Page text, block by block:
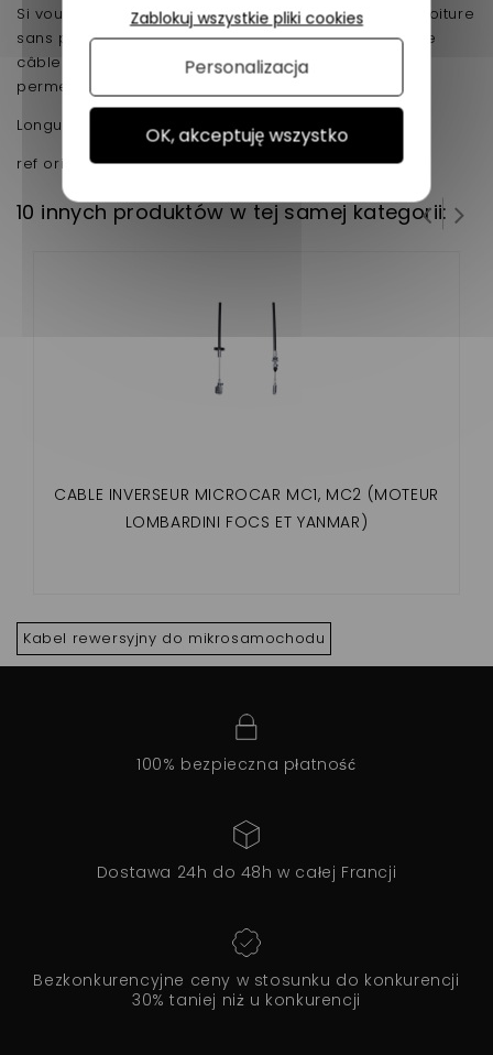
Si vous devez changer le câble inverseur de votre voiture
sans permis cette référence est faite pour vous ! Ce
câble est destiné aux modèles MGO et Dué First, il
permet d'actionner la vitesse avant.
Longueur 115 cm
ref origine 1008169
10 innych produktów w tej samej kategorii:
CABLE INVERSEUR MICROCAR MC1, MC2 (MOTEUR
LOMBARDINI FOCS ET YANMAR)
Kabel rewersyjny do mikrosamochodu
100% bezpieczna płatność
Dostawa 24h do 48h w całej Francji
Bezkonkurencyjne ceny w stosunku do konkurencji
30% taniej niż u konkurencji
OK, akceptuję wszystko
Zablokuj wszystkie pliki cookies
Personalizacja